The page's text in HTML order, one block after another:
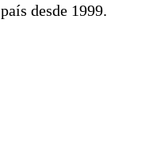
desde 1999.